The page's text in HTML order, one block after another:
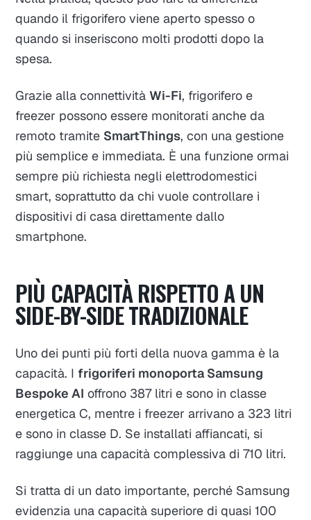
quando il frigorifero viene aperto spesso o
quando si inseriscono molti prodotti dopo la
spesa.
Grazie alla connettivitàWi-Fi, frigorifero e
freezer possono essere monitorati anche da
remoto tramite SmartThings, con una gestione
più semplice e immediata. È una funzione ormai
sempre più richiesta negli elettrodomestici
smart, soprattutto da chi vuole controllare i
dispositivi di casa direttamente dallo
smartphone.
PIÙ CAPACITÀ RISPETTO A UN
SIDE-BY-SIDE TRADIZIONALE
Uno dei punti più forti della nuova gamma è la
capacità. I frigoriferi monoporta Samsung
Bespoke AI offrono 387 litri e sono in classe
energetica C, mentre i freezer arrivano a 323 litri
e sono in classe D. Se installati affiancati, si
raggiunge una capacità complessiva di 710 litri.
Si tratta di un dato importante, perché Samsung
evidenzia una capacità superiore di quasi 100